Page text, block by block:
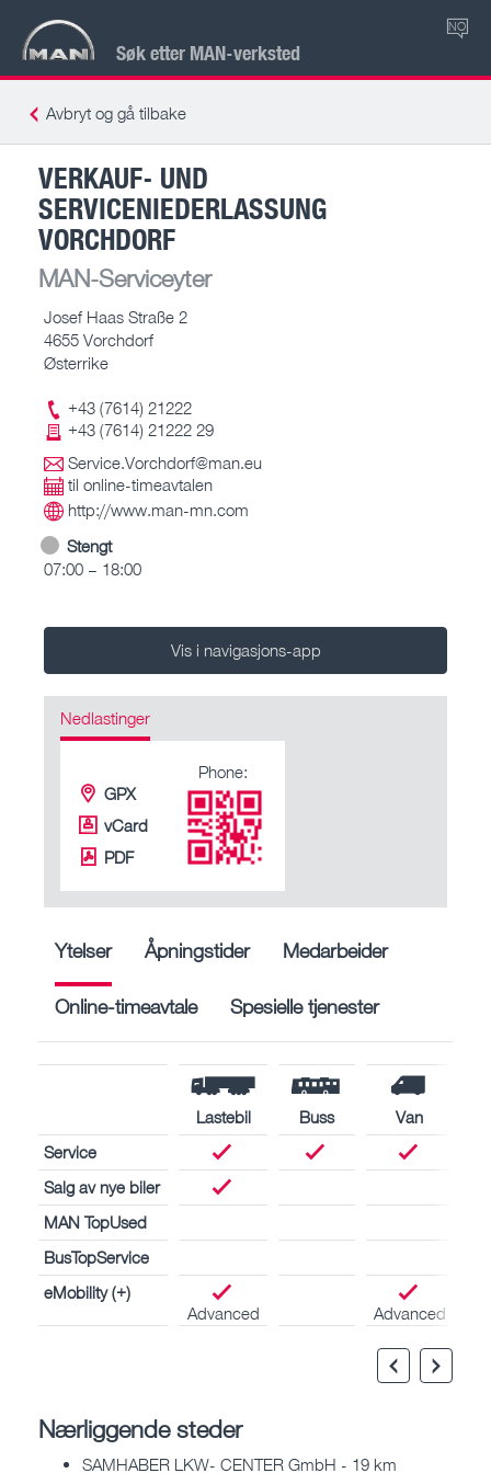
Søk etter MAN-verksted
NO
Avbryt og gå tilbake
VERKAUF- UND
SERVICENIEDERLASSUNG
VORCHDORF
MAN-Serviceyter
Josef Haas Straße 2
4655 Vorchdorf
Østerrike
+43 (7614) 21222
+43 (7614) 21222 29
Service.Vorchdorf@man.eu
til online-timeavtalen
http://www.man-mn.com
Stengt
07:00 – 18:00
Vis i navigasjons-app
Nedlastinger
GPX
vCard
PDF
Phone:
Ytelser Åpningstider Medarbeider
Online-timeavtale Spesielle tjenester
Lastebil Buss
Van
Service
Salg av nye biler
MAN TopUsed
BusTopService
eMobility (+)
Advanced
Advanced
Nærliggende steder
SAMHABER LKW- CENTER GmbH - 19 km